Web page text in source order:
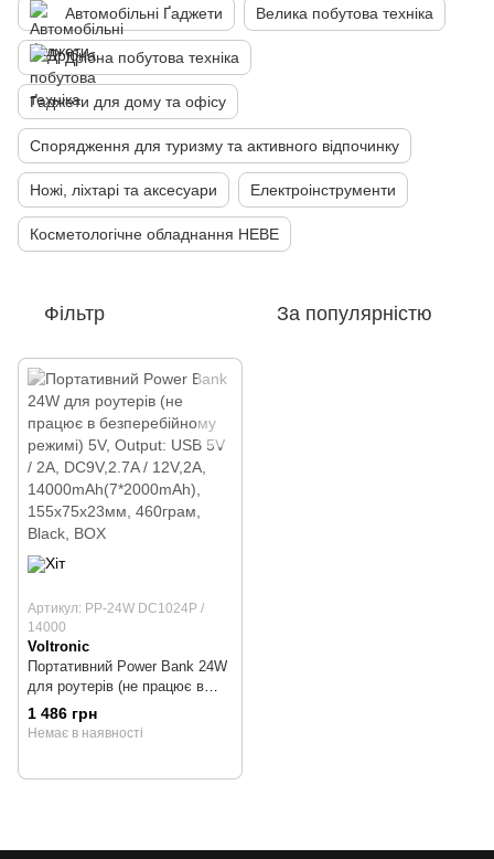
Автомобільні Ґаджети Велика побутова техніка
Дрібна побутова техніка
Ґаджети для дому та офісу
Спорядження для туризму та активного відпочинку
Ножі, ліхтарі та аксесуари Електроінструменти
Косметологічне обладнання HEBE
Фільтр За популярністю
Артикул: PP-24W DC1024P /
14000
Voltronic
Портативний Power Bank 24W
для роутерів (не працює в
безперебійному режимі) 5V,
Output: USB 5V / 2A,
1 486 грн
Немає в наявності